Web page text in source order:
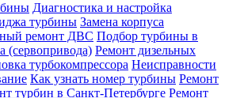
Диагностика и настройка
турбины Замена корпуса
ремонт ДВС Подбор турбины в
(сервопривода) Ремонт дизельных
турбокомпрессора Неисправности
Как узнать номер турбины Ремонт
турбин в Санкт-Петербурге Ремонт